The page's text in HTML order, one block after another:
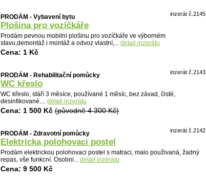
inzerát č.2145
PRODÁM - Vybavení bytu
Plošina pro vozíčkáře
Prodám pevnou mobilní plošinu pro vozíčkáře ve výborném
stavu,demontáž i montáž a odvoz vlastní,... detail inzerátu
Cena: 1 Kč
inzerát č.2143
PRODÁM - Rehabilitační pomůcky
WC křeslo
WC křeslo, stáří 3 měsíce, používané 1 měsíc, bez závad, čisté,
desinfikované.... detail inzerátu
Cena: 1 500 Kč (původně 4 300 Kč)
inzerát č.2142
PRODÁM - Zdravotní pomůcky
Elektricka polohovaci postel
Prodám elektrickou polohovaci postel s matraci, malo použivaná, žadný
repas, vše funkcní. Osobni... detail inzerátu
Cena: 9 500 Kč
Detail